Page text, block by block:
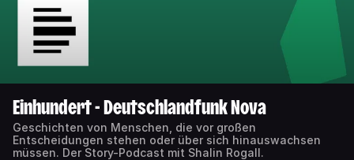
Einhundert - Deutschlandfunk Nova
Geschichten von Menschen, die vor großen
Entscheidungen stehen oder über sich hinauswachsen
müssen. Der Story-Podcast mit Shalin Rogall.